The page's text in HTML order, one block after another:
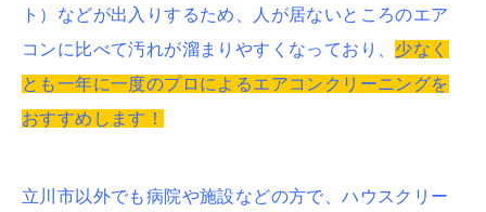
ト）などが出入りするため、人が居ないところのエア
コンに比べて汚れが溜まりやすくなっており、 少なく
とも一年に一度のプロによるエアコンクリーニングを
おすすめします！
立川市以外でも病院や施設などの方で、ハウスクリー